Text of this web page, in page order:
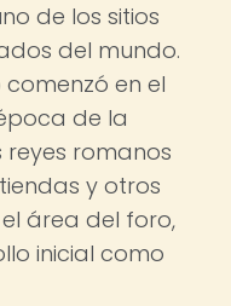
de los sitios
del mundo.
en el
de la
romanos
y otros
área del foro,
inicial como